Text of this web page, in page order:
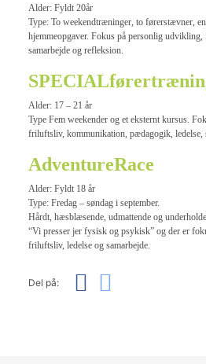
Alder: Fyldt 20år
Type: To weekendtræninger, to førerstævner,
hjemmeopgaver. Fokus på personlig
samarbejde og refleksion.
Alder: 17 – 21 år
Type Fem weekender og et eksternt kursus.
friluftsliv, kommunikation, pædagogik, ledelse,
AdventureRace
Alder: Fyldt 18 år
Type: Fredag – søndag i september.
Hårdt, hæsblæsende, udmattende og
“Vi presser jer fysisk og psykisk” og der er
friluftsliv, ledelse og samarbejde.
Del på: